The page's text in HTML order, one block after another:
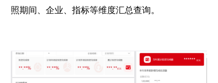
照期间、企业、指标等维度汇总查询。